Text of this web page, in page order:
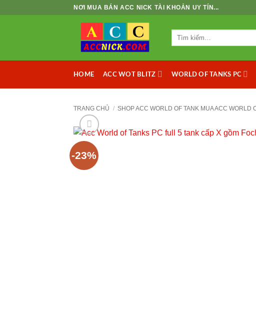
NƠI MUA BÁN ACC NICK TÀI KHOẢN UY TÍN...
Tìm
HOME ACC WOT BLITZ WORLD OF TANKS PC
TRANG CHỦ / SHOP ACC WORLD OF TANK MUA ACC WORLD
-23%